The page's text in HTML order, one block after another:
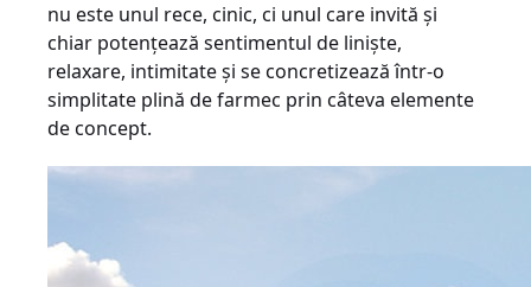
nu este unul rece, cinic, ci unul care invită și
chiar potențează sentimentul de liniște,
relaxare, intimitate și se concretizează într-o
simplitate plină de farmec prin câteva elemente
de concept.